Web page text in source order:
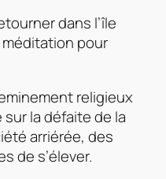
dans l’île
pour
religieux
la défaite de la
arriérée, des
de s’élever.